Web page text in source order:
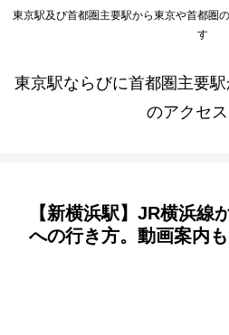
東京駅及び首都圏主要駅から東京や首都圏
す
東京駅ならびに首都圏主要
のアクセス
【新横浜駅】JR横浜線
への行き方。動画案内も